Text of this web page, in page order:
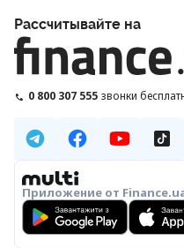
Рассчитывайте на
0 800 307 555 звонки
Приложение от